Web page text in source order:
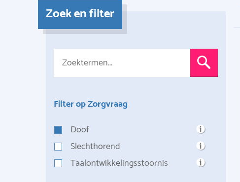
Zoek en filter
Filter op Zorgvraag
Doof
Slechthorend
Taalontwikkelingsstoornis